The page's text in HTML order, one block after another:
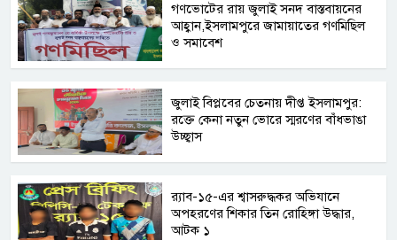
গণভোটের রায় জুলাই সনদ বাস্তবায়নের
আহ্বান,ইসলামপুরে জামায়াতের গণমিছিল
ও সমাবেশ
জুলাই বিপ্লবের চেতনায় দীপ্ত ইসলামপুর:
রক্তে কেনা নতুন ভোরে স্মরণের বাঁধভাঙা
উচ্ছ্বাস
র‍্যাব-১৫-এর শ্বাসরুদ্ধকর অভিযানে
অপহরণের শিকার তিন রোহিঙ্গা উদ্ধার,
আটক ১